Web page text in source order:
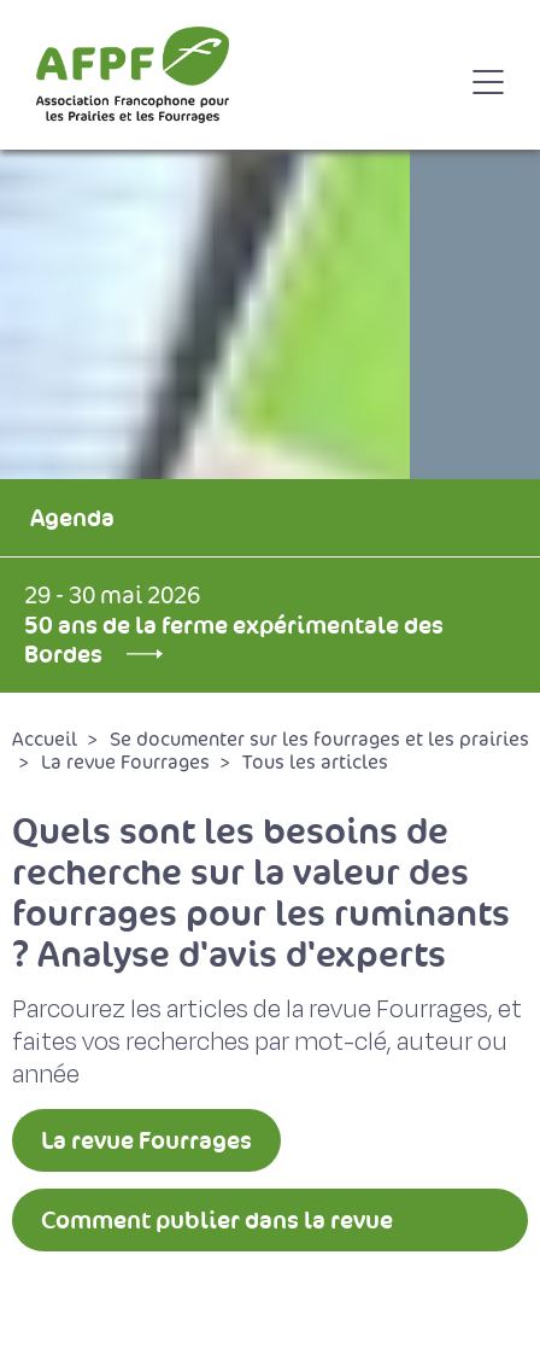
Agenda
29 - 30 mai 2026
50 ans de la ferme expérimentale des
Bordes
Accueil
Se documenter sur les fourrages et les prairies
La revue Fourrages
Tous les articles
Quels sont les besoins de
recherche sur la valeur des
fourrages pour les ruminants
? Analyse d'avis d'experts
Parcourez les articles de la revue Fourrages, et
faites vos recherches par mot-clé, auteur ou
année
La revue Fourrages
Comment publier dans la revue